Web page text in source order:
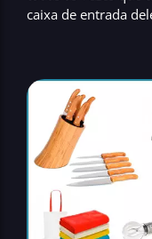
caixa de entrada